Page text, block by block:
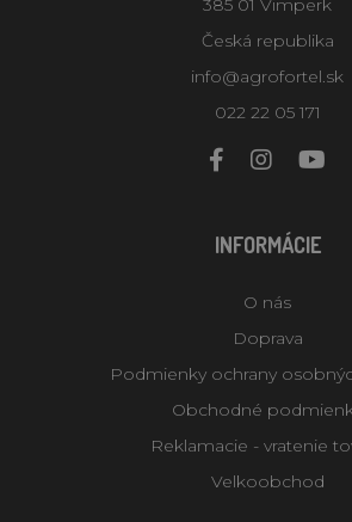
385 01 Vimperk
Česká republika
info@agrofortel.sk
022 22 05 171
INFORMÁCIE
O nás
Doprava
Podmienky ochrany
Obchodné
Reklamacie - vratenie
Velkoobchod